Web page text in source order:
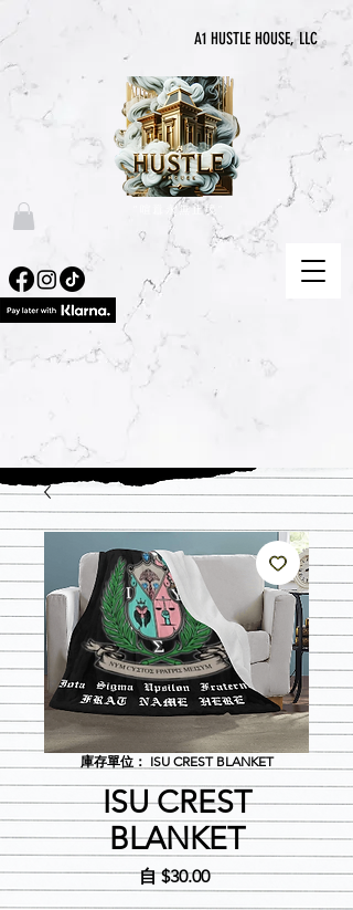
A1 HUSTLE HOUSE, LLC
“喧囂永無止境”
庫存單位： ISU CREST BLANKET
ISU CREST
BLANKET
自$30.00促
銷